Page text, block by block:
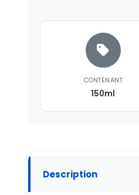
CONTENANT
150ml
Description